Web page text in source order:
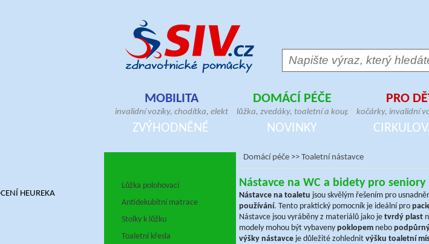
MOBILITA
invalidní vozíky, chodítka, elektrické skútry,
antidekubitní sedáky, hole, berle, bandáže,
ortézy, doplňky pro vozíčkáře
DOMÁCÍ PÉČE
lůžka, zvedáky, toaletní a koupelnové
pomůcky, geriatrická křesla, madla,
antidekubitní matrace, pomůcky pro přesun
PRO
kočárky, invalidní
vertikalizační
postýlky, chodítka,
ZVÝHODNĚNÉ NOVINKY
Lůžka polohovací
Antidekubitní matrace
Stolky k lůžku
Toaletní křesla
Domácí péče >> Toaletní nástavce
Nástavce na WC a bidety pro seniory
Nástavce na toaletu jsou skvělým řešením pro
používání. Tento praktický pomocník je ideální pro
Nástavce jsou vyráběny z materiálů jako je tvrdý plast
modely mohou být vybaveny poklopemnebo
výšky nástavceje důležité zohlednit výšku toaletní